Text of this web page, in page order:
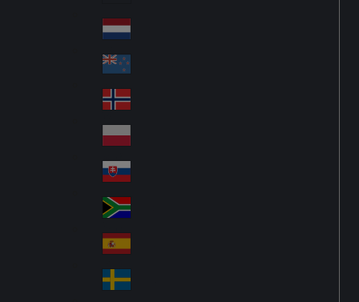
Lat
in
A
me
ric
a
Ne
the
rla
nd
s
Ne
w
Ze
ala
nd
No
rw
ay
Pol
an
d
Slo
va
kia
So
uth
Af
ric
Sp
ain